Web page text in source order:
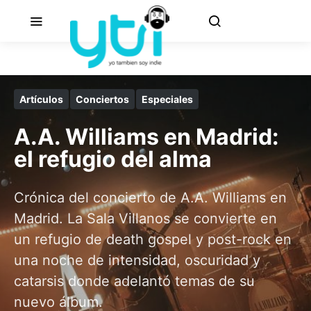
Artículos Conciertos Especiales
A.A. Williams en Madrid:
el refugio del alma
Crónica del concierto de A.A. Williams en
Madrid. La Sala Villanos se convierte en
un refugio de death gospel y post-rock en
una noche de intensidad, oscuridad y
catarsis donde adelantó temas de su
nuevo álbum.